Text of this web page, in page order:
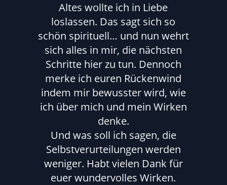
Altes wollte ich in Liebe
loslassen. Das sagt sich so
schön spirituell… und nun wehrt
sich alles in mir, die nächsten
Schritte hier zu tun. Dennoch
merke ich euren Rückenwind
indem mir bewusster wird, wie
ich über mich und mein Wirken
denke.
Und was soll ich sagen, die
Selbstverurteilungen werden
weniger. Habt vielen Dank für
euer wundervolles Wirken.